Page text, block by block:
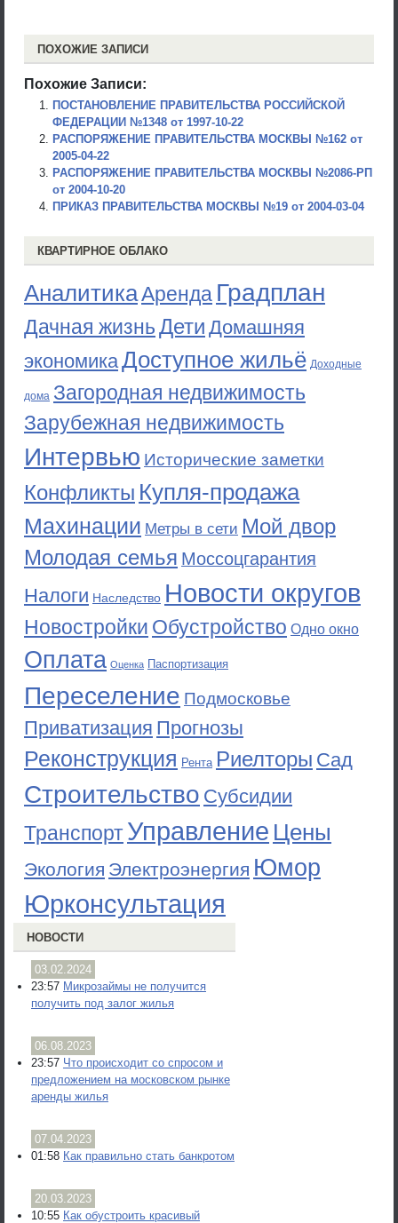
ПОХОЖИЕ ЗАПИСИ
Похожие Записи:
ПОСТАНОВЛЕНИЕ ПРАВИТЕЛЬСТВА РОССИЙСКОЙ
ФЕДЕРАЦИИ №1348 от 1997-10-22
РАСПОРЯЖЕНИЕ ПРАВИТЕЛЬСТВА МОСКВЫ №162 от
2005-04-22
РАСПОРЯЖЕНИЕ ПРАВИТЕЛЬСТВА МОСКВЫ №2086-РП
от 2004-10-20
ПРИКАЗ ПРАВИТЕЛЬСТВА МОСКВЫ №19 от 2004-03-04
КВАРТИРНОЕ ОБЛАКО
АналитикаАренда Градплан
Дачная жизньДети Домашняя
экономикаДоступное жильё Доходные
дома Загородная недвижимость
Зарубежная недвижимость
Интервью Исторические заметки
Конфликты Купля-продажа
Махинации Метры в сети Мой двор
Молодая семья Моссоцгарантия
Налоги Наследство Новости округов
Новостройки Обустройство Одно окно
Оплата Оценка Паспортизация
Переселение Подмосковье
Приватизация Прогнозы
Реконструкция Рента Риелторы Сад
Строительство Субсидии
ТранспортУправление Цены
Экология Электроэнергия Юмор
Юрконсультация
НОВОСТИ
03.02.2024
23:57 Микрозаймы не получится
получить под залог жилья
06.08.2023
23:57 Что происходит со спросом и
предложением на московском рынке
аренды жилья
07.04.2023
01:58 Как правильно стать банкротом
20.03.2023
10:55 Как обустроить красивый